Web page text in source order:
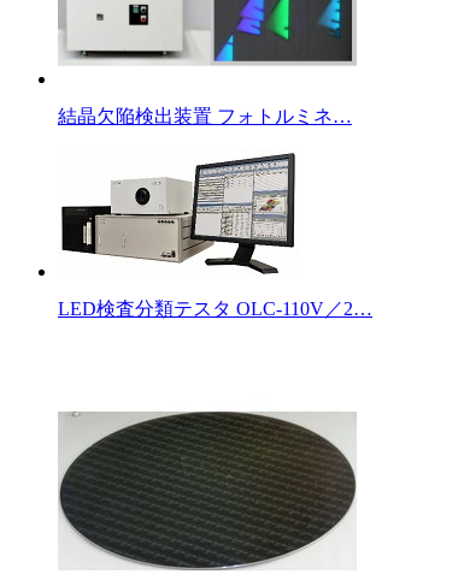
結晶欠陥検出装置 フォトルミネ…
LED検査分類テスタ OLC-110V／2…